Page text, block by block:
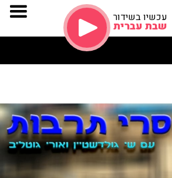
עכשיו בשידור
שבת עברית